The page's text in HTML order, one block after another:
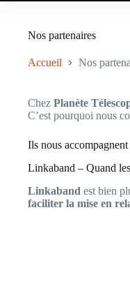
Nos partenaires
Accueil Nos
Chez Planète
C’est pourquoi nous
Ils nous
Linkaband – Quand
Linkaband est bien
faciliter la mise en